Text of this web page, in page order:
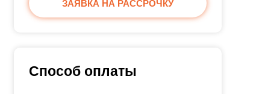
ЗАЯВКА НА РАССРОЧКУ
Способ оплаты